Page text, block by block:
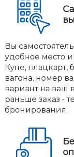
Вы
удобное место
Купе,
вагона, номер
вариант на ваш
раньше заказ -
бронирования.